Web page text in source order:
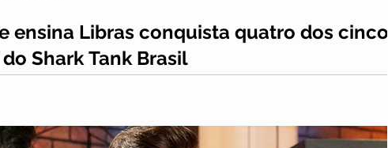
ensina Libras conquista quatro dos cinco
Shark Tank Brasil
no reality show foi exibida pelo Sony Channel na última